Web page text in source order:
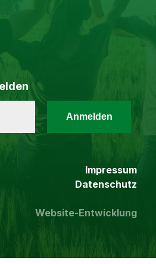
Impressum
Datenschutz
Website-Entwicklung